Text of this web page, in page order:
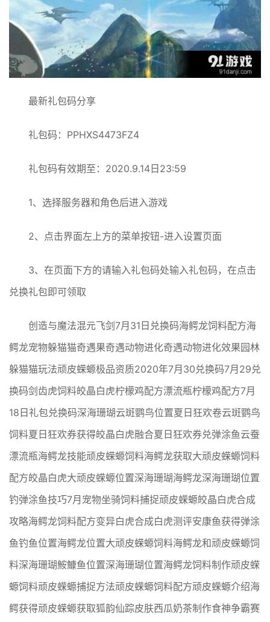
最新礼包码分享
礼包码：PPHXS4473FZ4
礼包码有效期至：2020.9.14日23:59
1、选择服务器和角色后进入游戏
2、点击界面左上方的菜单按钮-进入设置页面
3、在页面下方的请输入礼包码处输入礼包码，在点击
兑换礼包即可领取
创造与魔法混元飞剑7月31日兑换码海鳄龙饲料配方海
鳄龙宠物躲猫猫奇遇果奇遇动物进化奇遇动物进化效果园林
躲猫猫玩法顽皮蝾螈极品资质2020年7月30兑换码7月29兑
换码剑齿虎饲料皎晶白虎柠檬鸡配方漂流瓶柠檬鸡配方7月
18日礼包兑换码深海珊瑚云斑鹦鸟位置夏日狂欢卷云斑鹦鸟
饲料夏日狂欢券获得皎晶白虎融合夏日狂欢券兑弹涂鱼云蚕
漂流瓶海鳄龙技能顽皮蝾螈饲料海鳄龙获取大顽皮蝾螈饲料
配方皎晶白虎大顽皮蝾螈位置深海珊瑚海鳄龙深海珊瑚位置
钓弹涂鱼技巧7月宠物坐骑饲料捕捉顽皮蝾螈皎晶白虎合成
攻略海鳄龙饲料配方变异白虎合成白虎测评安康鱼获得弹涂
鱼钓鱼位置海鳄龙位置大顽皮蝾螈饲料海鳄龙和顽皮蝾螈饲
料深海珊瑚鮟鱇鱼位置深海珊瑚位置海鳄龙饲料制作顽皮蝾
螈饲料顽皮蝾螈捕捉方法顽皮蝾螈饲料配方顽皮蝾螈介绍海
鳄获得顽皮蝾螈获取狐韵仙踪皮肤西瓜奶茶制作食神争霸赛